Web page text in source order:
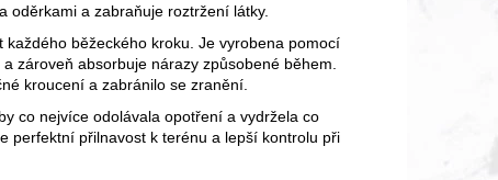
oděrkami a zabraňuje roztržení látky.
běžeckého kroku. Je vyrobena pomocí
zároveň absorbuje nárazy způsobené během.
kroucení a zabránilo se zranění.
co nejvíce odolávala opotření a vydržela co
perfektní přilnavost k terénu a lepší kontrolu při